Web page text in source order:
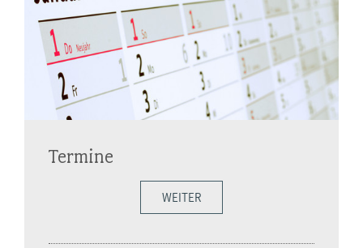
Termine
WEITER